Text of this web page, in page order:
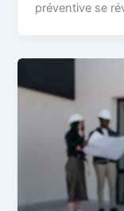
préventive se